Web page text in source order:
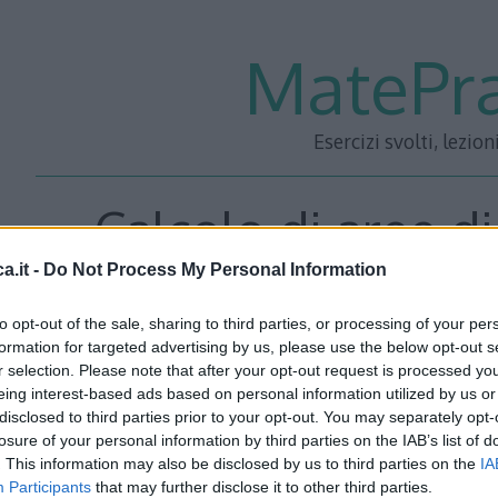
- Do Not Process My Personal Information
opt-out of the sale, sharing to third parties, or processing of your
for targeted advertising by us, please use the below opt-out
selection. Please note that after your opt-out request is processed
interest-based ads based on personal information utilized by us
to third parties prior to your opt-out. You may separately
of your personal information by third parties on the IAB’s list of
This information may also be disclosed by us to third parties on the
Participants that may further disclose it to other third parties.
Esercizi svolti,
Calcolo di aree
svolti sul calcolo di aree di figure piane sul
dell’area sottesa da una curva(5 esercizi svolti)
dell’area compresa tra due curve(5 esercizi svolti)